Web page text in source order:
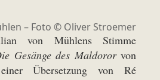
– Foto © Oliver Stroemer
von Mühlens Stimme
Gesänge des Maldororvon
Übersetzung von Ré